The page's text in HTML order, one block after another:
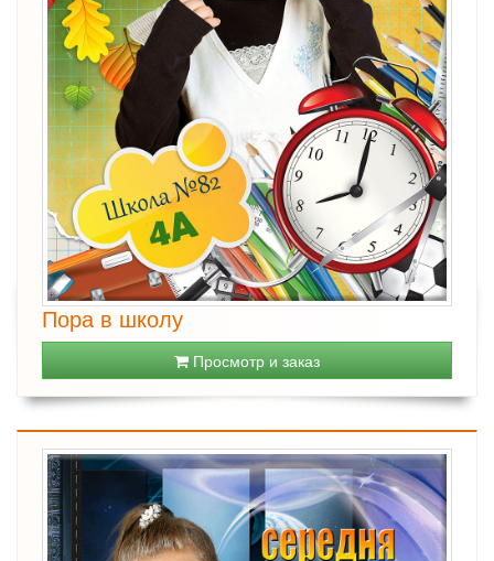
Пора в школу
Просмотр и заказ